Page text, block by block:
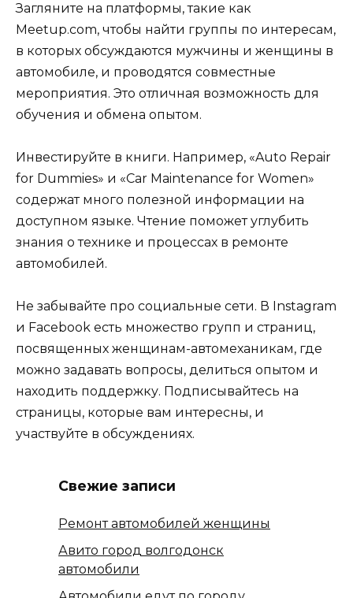
Загляните на платформы, такие как
Meetup.com, чтобы найти группы по интересам,
в которых обсуждаются мужчины и женщины в
автомобиле, и проводятся совместные
мероприятия. Это отличная возможность для
обучения и обмена опытом.
Инвестируйте в книги. Например, «Auto Repair
for Dummies» и «Car Maintenance for Women»
содержат много полезной информации на
доступном языке. Чтение поможет углубить
знания о технике и процессах в ремонте
автомобилей.
Не забывайте про социальные сети. В Instagram
и Facebook есть множество групп и страниц,
посвященных женщинам-автомеханикам, где
можно задавать вопросы, делиться опытом и
находить поддержку. Подписывайтесь на
страницы, которые вам интересны, и
участвуйте в обсуждениях.
Свежие записи
Ремонт автомобилей женщины
Авито город волгодонск
автомобили